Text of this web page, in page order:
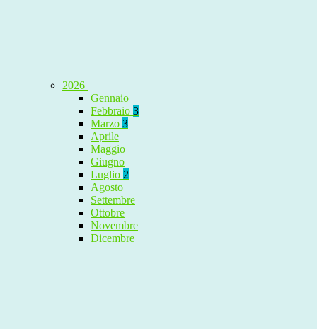
2026
Gennaio
Febbraio 3
Marzo 3
Aprile
Maggio
Giugno
Luglio 2
Agosto
Settembre
Ottobre
Novembre
Dicembre